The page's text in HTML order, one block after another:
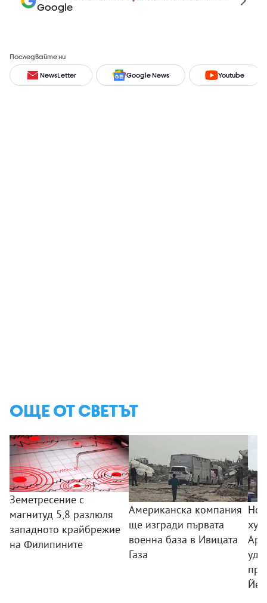
Google
Последвайте ни
NewsLetter Google News Youtube
ОЩЕ ОТ СВЕТЪТ
Земетресение с
магнитуд 5,8 разлюля
западното крайбрежие
на Филипините
Американска компания
ще изгради първата
военна база в Ивицата
Газа